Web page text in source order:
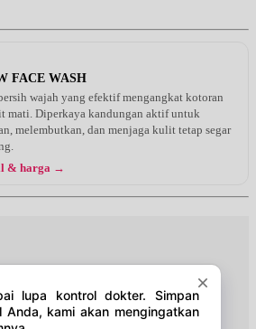
FACE WASH
wajah yang efektif mengangkat kotoran
mati. Diperkaya kandungan aktif untuk
melembutkan, dan menjaga kulit tetap segar
& harga →